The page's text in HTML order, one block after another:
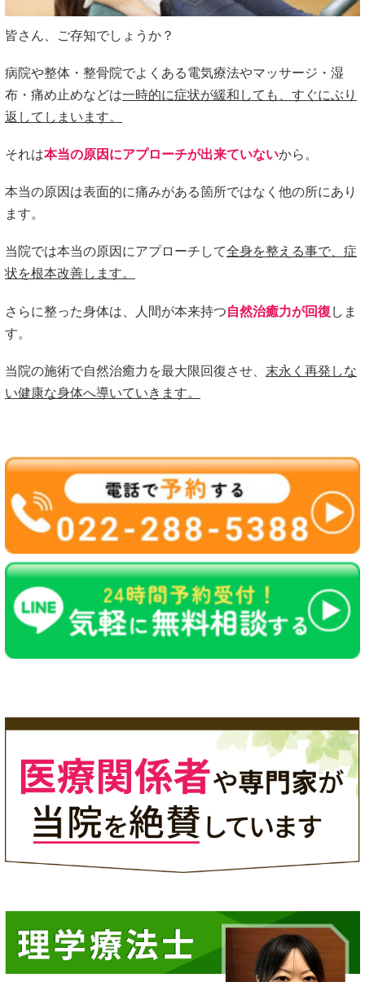
皆さん、ご存知でしょうか？
病院や整体・整骨院でよくある電気療法やマッサージ・湿
布・痛め止めなどは一時的に症状が緩和しても、すぐにぶり
返してしまいます。
それは本当の原因にアプローチが出来ていないから。
本当の原因は表面的に痛みがある箇所ではなく他の所にあり
ます。
当院では本当の原因にアプローチして全身を整える事で、症
状を根本改善します。
さらに整った身体は、人間が本来持つ自然治癒力が回復 しま
す。
当院の施術で自然治癒力を最大限回復させ、 末永く再発しな
い健康な身体へ導いていきます。